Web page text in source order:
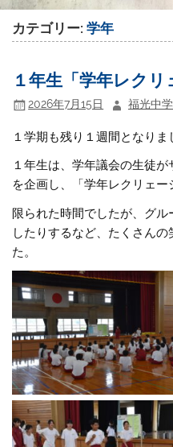
カテゴリー:学年
１年生「学年レクリ
2026年7月15日 福光中
１学期も残り１週間となりま
１年生は、学年議会の生徒
を企画し、「学年レクリェー
限られた時間でしたが、グ
したりするなど、たくさん
た。